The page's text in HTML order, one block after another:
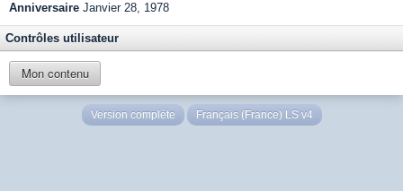
Anniversaire Janvier 28, 1978
Contrôles utilisateur
Mon contenu
Version complète Français (France) LS v4